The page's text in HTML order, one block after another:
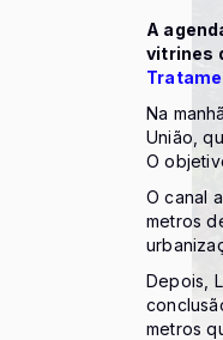
A
vitrines
Na
União,
O
O canal
metros
Depois,
metros